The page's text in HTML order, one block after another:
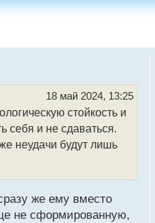
18 май 2024, 13:25
стойкость и
себя и не сдаваться.
неудачи будут лишь
же ему вместо
не сформированную,